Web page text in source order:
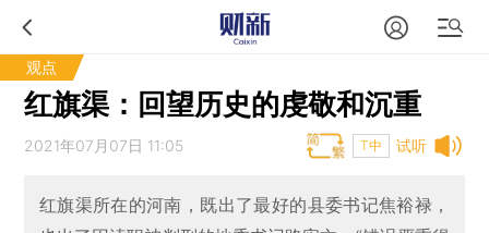
观点
红旗渠：回望历史的虔敬和沉重
试听
2021年07月07日 11:05 T中
红旗渠所在的河南，既出了最好的县委书记焦裕禄，